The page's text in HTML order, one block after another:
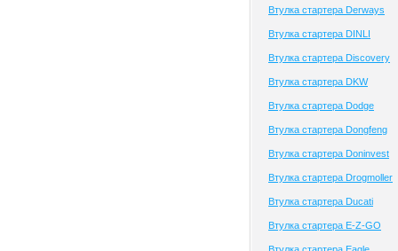
Втулка стартера Derways
Втулка стартера DINLI
Втулка стартера Discovery
Втулка стартера DKW
Втулка стартера Dodge
Втулка стартера Dongfeng
Втулка стартера Doninvest
Втулка стартера Drogmoller
Втулка стартера Ducati
Втулка стартера E-Z-GO